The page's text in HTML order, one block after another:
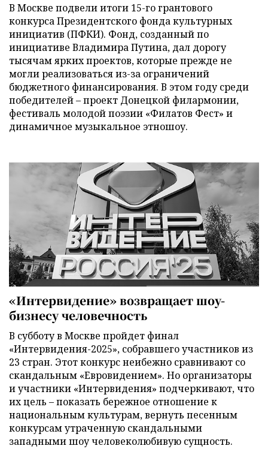
В Москве подвели итоги 15-го грантового
конкурса Президентского фонда культурных
инициатив (ПФКИ). Фонд, созданный по
инициативе Владимира Путина, дал дорогу
тысячам ярких проектов, которые прежде не
могли реализоваться из-за ограничений
бюджетного финансирования. В этом году среди
победителей – проект Донецкой филармонии,
фестиваль молодой поэзии «Филатов Фест» и
динамичное музыкальное этношоу.
«Интервидение» возвращает шоу-
бизнесу человечность
В субботу в Москве пройдет финал
«Интервидения-2025», собравшего участников из
23 стран. Этот конкурс неибежно сравнивают со
скандальным «Евровидением». Но организаторы
и участники «Интервидения» подчеркивают, что
их цель – показать бережное отношение к
национальным культурам, вернуть песенным
конкурсам утраченную скандальными
западными шоу человеколюбивую сущность.